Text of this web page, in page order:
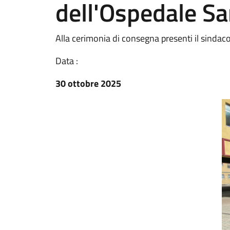
dell'Ospedale
Alla cerimonia di consegna presenti il
Data :
30 ottobre 2025